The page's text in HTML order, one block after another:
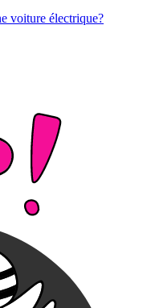
voiture électrique?